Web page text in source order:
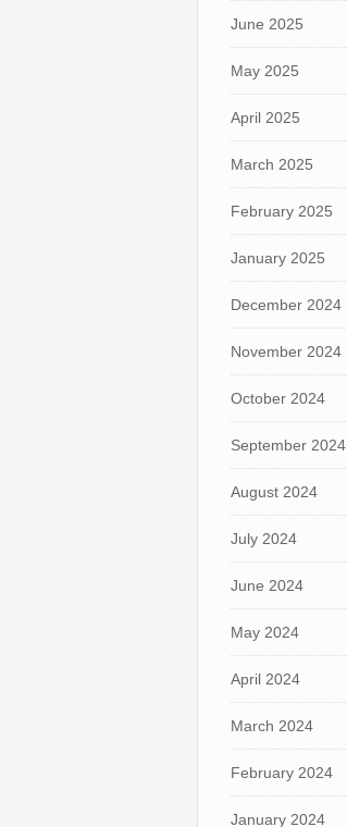
June 2025
May 2025
April 2025
March 2025
February 2025
January 2025
December 2024
November 2024
October 2024
September 2024
August 2024
July 2024
June 2024
May 2024
April 2024
March 2024
February 2024
January 2024